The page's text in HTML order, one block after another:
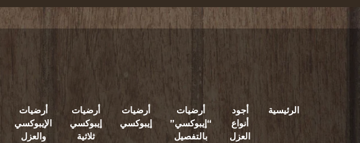
الرئيسية
أجود
أنواع
العزل
أرضيات
“إيبوكسي”
بالتفصيل
أرضيات
إيبوكسي
أرضيات
إيبوكسي
ثلاثية
أرضيات
الإيبوكسي
والعزل